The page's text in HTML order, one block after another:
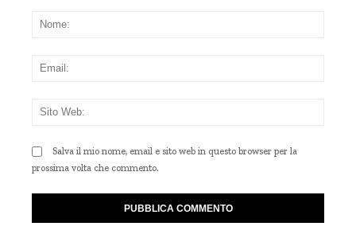
Salva il mio nome, email e sito web in questo browser per la
prossima volta che commento.